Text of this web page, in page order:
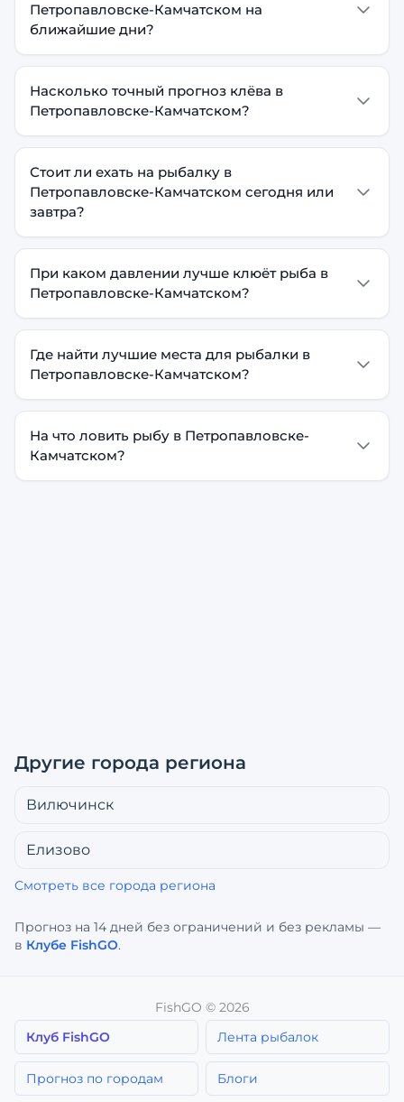
Петропавловске-Камчатском на
ближайшие дни?
Насколько точный прогноз клёва в
Петропавловске-Камчатском?
Стоит ли ехать на рыбалку в
Петропавловске-Камчатском сегодня или
завтра?
При каком давлении лучше клюёт рыба в
Петропавловске-Камчатском?
Где найти лучшие места для рыбалки в
Петропавловске-Камчатском?
На что ловить рыбу в Петропавловске-
Камчатском?
Другие города региона
Вилючинск
Елизово
Смотреть все города региона
Прогноз на 14 дней без ограничений и без рекламы —
в Клубе FishGO.
FishGO © 2026
Клуб FishGO
Лента рыбалок
Прогноз по городам Блоги